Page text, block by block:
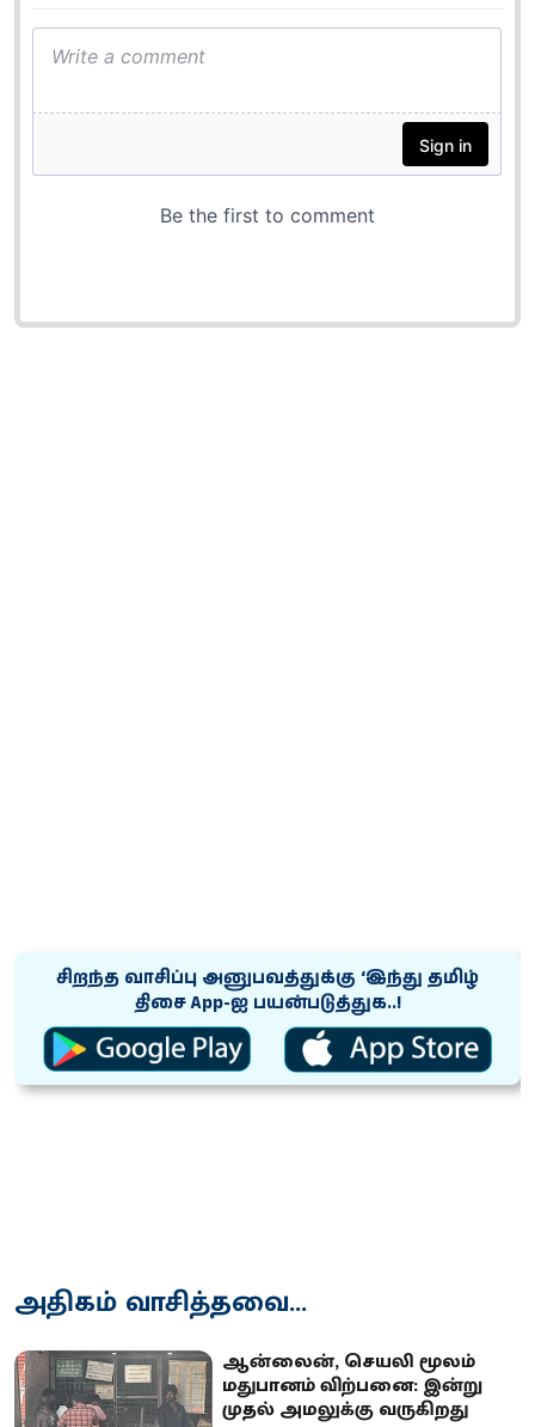
சிறந்த வாசிப்பு அனுபவத்துக்கு ‘இந்து தமிழ்
திசை App-ஐ பயன்படுத்துக..!
அதிகம் வாசித்தவை...
ஆன்லைன், செயலி மூலம்
மதுபானம் விற்பனை: இன்று
முதல் அமலுக்கு வருகிறது